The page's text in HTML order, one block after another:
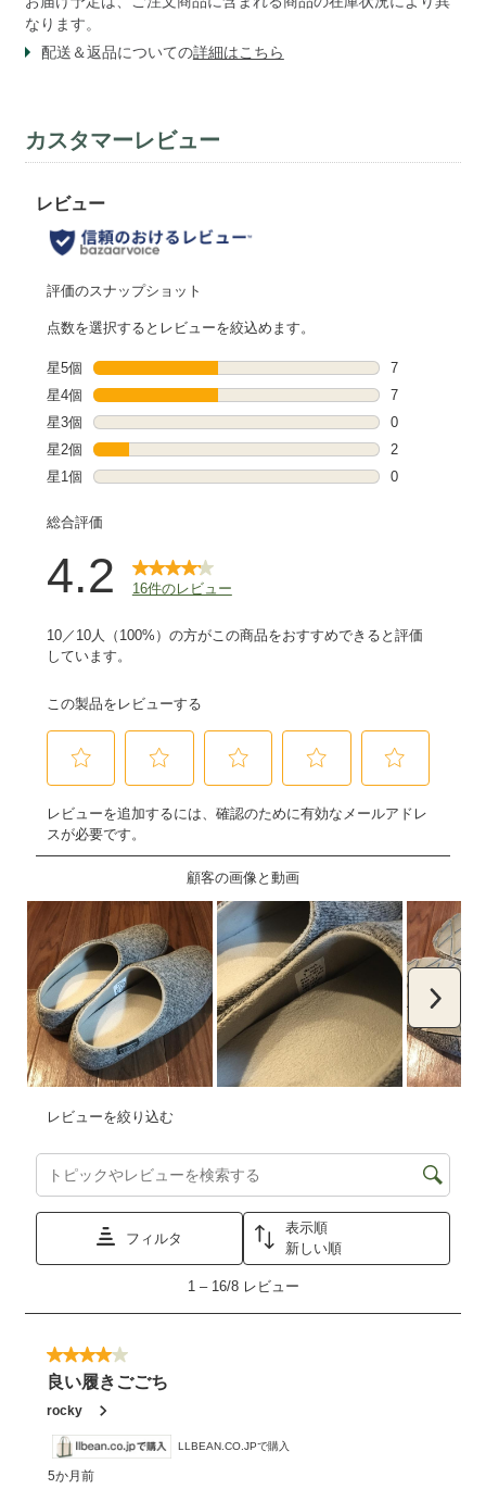
なります。
配送＆返品についての詳細はこちら
カスタマーレビュー